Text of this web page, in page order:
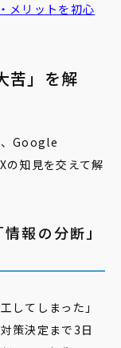
メリットを初心
苦」を解
、Google
知見を交えて解
報の分断」
してしまった」
策決定まで3日